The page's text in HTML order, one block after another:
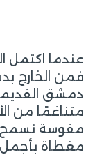
عندما اكتمل
فمن الخارج
دمشق
متناغمًا من
مقوسة تسمح
مغطاة بأجمل